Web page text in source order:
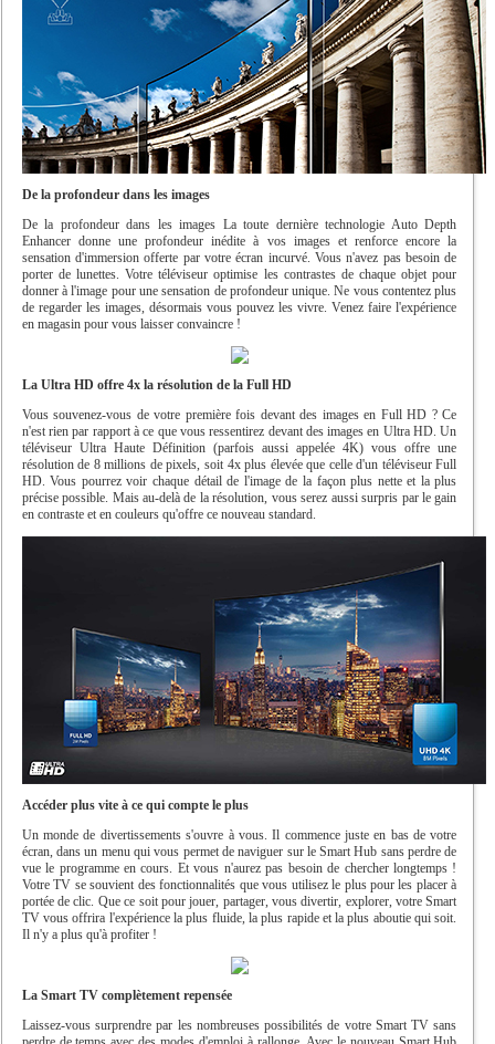
De la profondeur dans les images
De la profondeur dans les images La toute dernière technologie Auto Depth
Enhancer donne une profondeur inédite à vos images et renforce encore la
sensation d'immersion offerte par votre écran incurvé. Vous n'avez pas besoin de
porter de lunettes. Votre téléviseur optimise les contrastes de chaque objet pour
donner à l'image pour une sensation de profondeur unique. Ne vous contentez plus
de regarder les images, désormais vous pouvez les vivre. Venez faire l'expérience
en magasin pour vous laisser convaincre !
La Ultra HD offre 4x la résolution de la Full HD
Vous souvenez-vous de votre première fois devant des images en Full HD ? Ce
n'est rien par rapport à ce que vous ressentirez devant des images en Ultra HD. Un
téléviseur Ultra Haute Définition (parfois aussi appelée 4K) vous offre une
résolution de 8 millions de pixels, soit 4x plus élevée que celle d'un téléviseur Full
HD. Vous pourrez voir chaque détail de l'image de la façon plus nette et la plus
précise possible. Mais au-delà de la résolution, vous serez aussi surpris par le gain
en contraste et en couleurs qu'offre ce nouveau standard.
Accéder plus vite à ce qui compte le plus
Un monde de divertissements s'ouvre à vous. Il commence juste en bas de votre
écran, dans un menu qui vous permet de naviguer sur le Smart Hub sans perdre de
vue le programme en cours. Et vous n'aurez pas besoin de chercher longtemps !
Votre TV se souvient des fonctionnalités que vous utilisez le plus pour les placer à
portée de clic. Que ce soit pour jouer, partager, vous divertir, explorer, votre Smart
TV vous offrira l'expérience la plus fluide, la plus rapide et la plus aboutie qui soit.
Il n'y a plus qu'à profiter !
La Smart TV complètement repensée
Laissez-vous surprendre par les nombreuses possibilités de votre Smart TV sans